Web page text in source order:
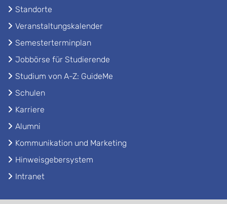
Standorte
Veranstaltungskalender
Semesterterminplan
Jobbörse für Studierende
Studium von A-Z: GuideMe
Schulen
Karriere
Alumni
Kommunikation und Marketing
Hinweisgebersystem
Intranet